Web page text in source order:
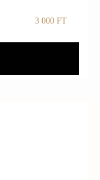
3 000 FT